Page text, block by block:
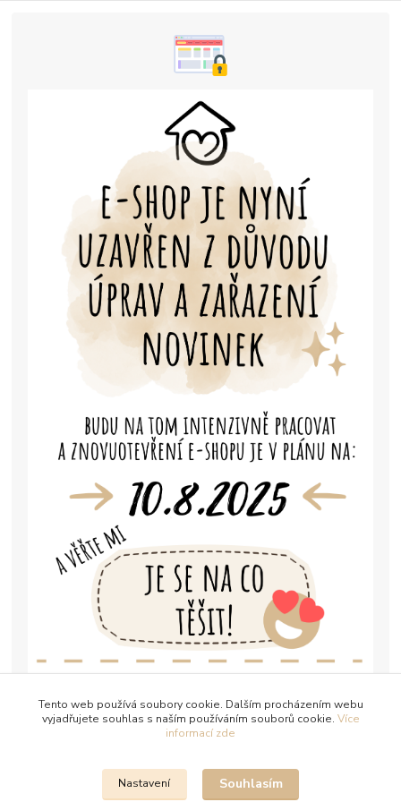
Tento web používá soubory cookie. Dalším procházením webu
vyjadřujete souhlas s naším používáním souborů cookie. Více
informací zde
Nastavení Souhlasím